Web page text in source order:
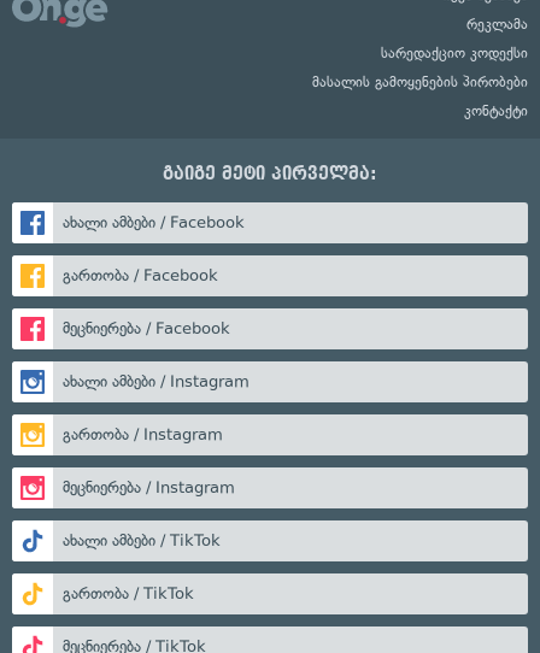
რეკლამა
სარედაქციო კოდექსი
მასალის გამოყენების პირობები
კონტაქტი
გაიგე მეტი პირველმა:
ახალი ამბები / Facebook
გართობა / Facebook
მეცნიერება / Facebook
ახალი ამბები / Instagram
გართობა / Instagram
მეცნიერება / Instagram
ახალი ამბები / TikTok
გართობა / TikTok
მეცნიერება / TikTok